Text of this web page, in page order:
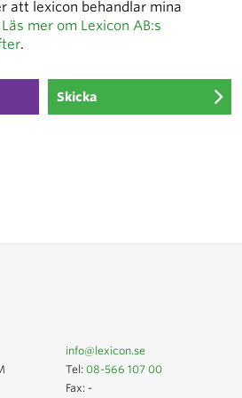
att lexicon behandlar mina
Läs mer om Lexicon AB:s
.
info@lexicon.se
Tel:08-566 107 00
Fax: -